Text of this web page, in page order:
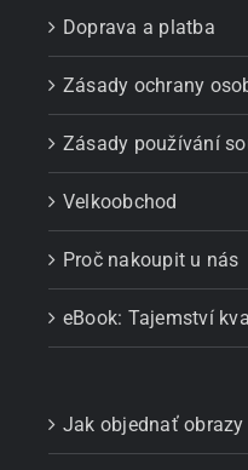
Doprava a platba
Zásady ochrany
Zásady používání
Velkoobchod
Proč nakoupit u nás
eBook: Tajemství
Jak objednať